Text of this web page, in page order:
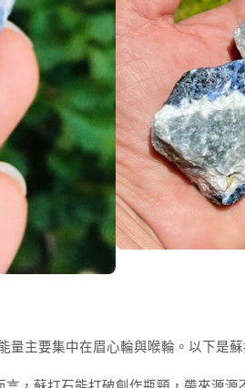
主要集中在眉心輪與喉輪。以下是